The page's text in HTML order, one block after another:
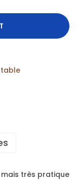
table
très pratique